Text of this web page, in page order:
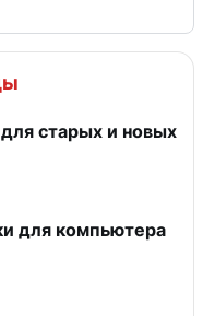
старых и новых
для компьютера